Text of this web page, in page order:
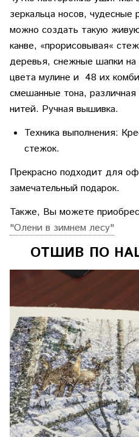
зеркальца носов,
можно создать такую
канве, «прорисовывая«
деревья, снежные шапки
цвета мулине и 48 их
смешанные тона,
нитей. Ручная вышивка.
Техника выполнения:
стежок.
Прекрасно подходит для
замечательный подарок.
Также, Вы можете
"Олени в зимнем леcу"
ОТШИВ ПО